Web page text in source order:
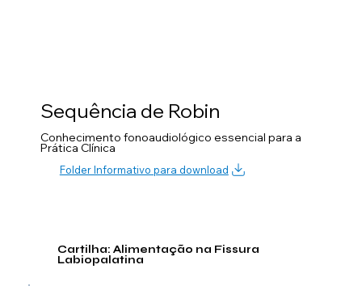
Sequência de Robin
Conhecimento fonoaudiológico essencial para a
Prática Clínica
Folder Informativo para download
Cartilha: Alimentação na Fissura
Labiopalatina